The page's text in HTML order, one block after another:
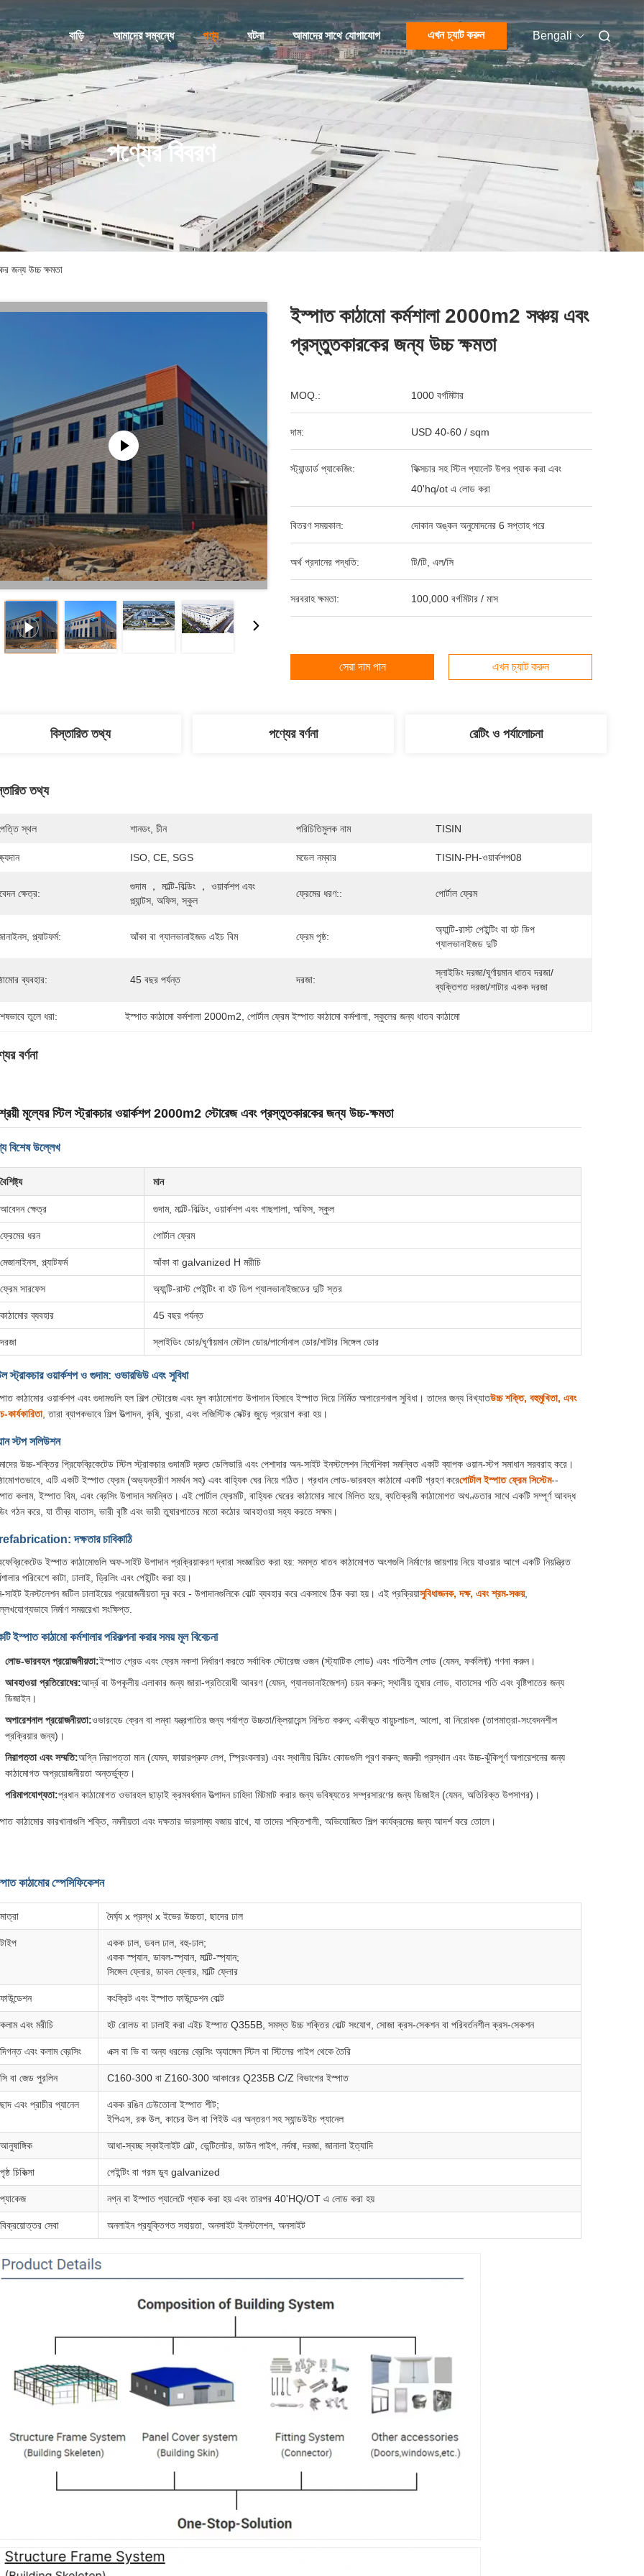
বাড়ি আমাদের সম্বন্ধে পণ্য ঘটনা আমাদের সাথে যোগাযোগ এখন চ্যাট করুন Bengali
পণ্যের বিবরণ
জন্য উচ্চ ক্ষমতা
ইস্পাত কাঠামো কর্মশালা 2000m2 সঞ্চয় এবং
প্রস্তুতকারকের জন্য উচ্চ ক্ষমতা
MOQ.: 1000 বর্গমিটার
দাম: USD 40-60 / sqm
স্ট্যান্ডার্ড প্যাকেজিং:
ফিক্সচার সহ স্টিল প্যালেট উপর প্যাক করা এবং
40'hq/ot এ লোড করা
বিতরণ সময়কাল: দোকান অঙ্কন অনুমোদনের 6 সপ্তাহ পরে
অর্থ প্রদানের পদ্ধতি: টি/টি, এল/সি
সরবরাহ ক্ষমতা: 100,000 বর্গমিটার / মাস
সেরা দাম পান এখন চ্যাট করুন
বিস্তারিত তথ্য পণ্যের বর্ণনা রেটিং ও পর্যালোচনা
তথ্য
স্থল শানডং, চীন পরিচিতিমুলক নাম TISIN
ISO, CE, SGS মডেল নম্বার TISIN-PH-ওয়ার্কশপ08
ক্ষেত্র:
গুদাম ， মাল্টি-বিল্ডিং ， ওয়ার্কশপ এবং
প্ল্যান্টস, অফিস, স্কুল
ফ্রেমের ধরণ:: পোর্টাল ফ্রেম
প্ল্যাটফর্ম: আঁকা বা গ্যালভানাইজড এইচ বিম ফ্রেম পৃষ্ঠ:
অ্যান্টি-রাস্ট পেইন্টিং বা হট ডিপ
গ্যালভানাইজড দুটি
ব্যবহার: 45 বছর পর্যন্ত দরজা:
স্লাইডিং দরজা/ঘূর্ণায়মান ধাতব দরজা/
ব্যক্তিগত দরজা/শাটার একক দরজা
তুলে ধরা: ইস্পাত কাঠামো কর্মশালা 2000m2 , পোর্টাল ফ্রেম ইস্পাত কাঠামো কর্মশালা , স্কুলের জন্য ধাতব কাঠামো
বর্ণনা
মূল্যের স্টিল স্ট্রাকচার ওয়ার্কশপ 2000m2 স্টোরেজ এবং প্রস্তুতকারকের জন্য উচ্চ-ক্ষমতা
বিশেষ উল্লেখ
বৈশিষ্ট্য মান
আবেদন ক্ষেত্র গুদাম, মাল্টি-বিল্ডিং, ওয়ার্কশপ এবং গাছপালা, অফিস, স্কুল
ফ্রেমের ধরন পোর্টাল ফ্রেম
মেজানাইনস, প্ল্যাটফর্ম আঁকা বা galvanized H মরীচি
ফ্রেম সারফেস অ্যান্টি-রাস্ট পেইন্টিং বা হট ডিপ গ্যালভানাইজডের দুটি স্তর
কাঠামোর ব্যবহার 45 বছর পর্যন্ত
দরজা স্লাইডিং ডোর/ঘূর্ণায়মান মেটাল ডোর/পার্সোনাল ডোর/শাটার সিঙ্গেল ডোর
স্ট্রাকচার ওয়ার্কশপ ও গুদাম: ওভারভিউ এবং সুবিধা
কাঠামোর ওয়ার্কশপ এবং গুদামগুলি হল শিল্প স্টোরেজ এবং মূল কাঠামোগত উপাদান হিসাবে ইস্পাত দিয়ে নির্মিত অপারেশনাল সুবিধা। তাদের জন্য বিখ্যাতউচ্চ শক্তি, বহুমুখিতা, এবং
কার্যকারিতা, তারা ব্যাপকভাবে শিল্প উত্পাদন, কৃষি, খুচরা, এবং লজিস্টিক সেক্টর জুড়ে প্রয়োগ করা হয়।
স্টপ সলিউশন
উচ্চ-শক্তির প্রিফেব্রিকেটেড স্টিল স্ট্রাকচার গুদামটি দ্রুত ডেলিভারি এবং পেশাদার অন-সাইট ইনস্টলেশন নির্দেশিকা সমন্বিত একটি ব্যাপক ওয়ান-স্টপ সমাধান সরবরাহ করে।
এটি একটি ইস্পাত ফ্রেম (অভ্যন্তরীণ সমর্থন সহ) এবং বাহ্যিক ঘের নিয়ে গঠিত। প্রধান লোড-ভারবহন কাঠামো একটি গ্রহণ করেপোর্টাল ইস্পাত ফ্রেম সিস্টেম--
কলাম, ইস্পাত বিম, এবং ব্রেসিং উপাদান সমন্বিত। এই পোর্টাল ফ্রেমটি, বাহ্যিক ঘেরের কাঠামোর সাথে মিলিত হয়ে, ব্যতিক্রমী কাঠামোগত অখণ্ডতার সাথে একটি সম্পূর্ণ আবদ্ধ
গঠন করে, যা তীব্র বাতাস, ভারী বৃষ্টি এবং ভারী তুষারপাতের মতো কঠোর আবহাওয়া সহ্য করতে সক্ষম।
দক্ষতার চাবিকাঠি
ইস্পাত কাঠামোগুলি অফ-সাইট উপাদান প্রক্রিয়াকরণ দ্বারা সংজ্ঞায়িত করা হয়: সমস্ত ধাতব কাঠামোগত অংশগুলি নির্মাণের জায়গায় নিয়ে যাওয়ার আগে একটি নিয়ন্ত্রিত
পরিবেশে কাটা, ঢালাই, ড্রিলিং এবং পেইন্টিং করা হয়।
সাইট ইনস্টলেশন জটিল ঢালাইয়ের প্রয়োজনীয়তা দূর করে - উপাদানগুলিকে বোল্ট ব্যবহার করে একসাথে ঠিক করা হয়। এই প্রক্রিয়াসুবিধাজনক, দক্ষ, এবং শ্রম-সঞ্চয়,
নির্মাণ সময়রেখা সংক্ষিপ্ত.
ইস্পাত কাঠামো কর্মশালার পরিকল্পনা করার সময় মূল বিবেচনা
লোড-ভারবহন প্রয়োজনীয়তা:ইস্পাত গ্রেড এবং ফ্রেম নকশা নির্ধারণ করতে সর্বাধিক স্টোরেজ ওজন (স্ট্যাটিক লোড) এবং গতিশীল লোড (যেমন, ফর্কলিফ্ট) গণনা করুন।
আবহাওয়া প্রতিরোধের:আর্দ্র বা উপকূলীয় এলাকার জন্য জারা-প্রতিরোধী আবরণ (যেমন, গ্যালভানাইজেশন) চয়ন করুন; স্থানীয় তুষার লোড, বাতাসের গতি এবং বৃষ্টিপাতের জন্য
ডিজাইন।
অপারেশনাল প্রয়োজনীয়তা:ওভারহেড ক্রেন বা লম্বা যন্ত্রপাতির জন্য পর্যাপ্ত উচ্চতা/ক্লিয়ারেন্স নিশ্চিত করুন; একীভূত বায়ুচলাচল, আলো, বা নিরোধক (তাপমাত্রা-সংবেদনশীল
প্রক্রিয়ার জন্য)।
নিরাপত্তা এবং সম্মতি:অগ্নি নিরাপত্তা মান (যেমন, ফায়ারপ্রুফ লেপ, স্প্রিংকলার) এবং স্থানীয় বিল্ডিং কোডগুলি পূরণ করুন; জরুরী প্রস্থান এবং উচ্চ-ঝুঁকিপূর্ণ অপারেশনের জন্য
কাঠামোগত অপ্রয়োজনীয়তা অন্তর্ভুক্ত।
পরিমাপযোগ্যতা:প্রধান কাঠামোগত ওভারহল ছাড়াই ক্রমবর্ধমান উত্পাদন চাহিদা মিটমাট করার জন্য ভবিষ্যতের সম্প্রসারণের জন্য ডিজাইন (যেমন, অতিরিক্ত উপসাগর)।
কাঠামোর কারখানাগুলি শক্তি, নমনীয়তা এবং দক্ষতার ভারসাম্য বজায় রাখে, যা তাদের শক্তিশালী, অভিযোজিত শিল্প কার্যক্রমের জন্য আদর্শ করে তোলে।
কাঠামোর স্পেসিফিকেশন
মাত্রা দৈর্ঘ্য x প্রস্থ x ইভের উচ্চতা, ছাদের ঢাল
টাইপ
একক ঢাল, ডবল ঢাল, বহু-ঢাল;
একক স্প্যান, ডাবল-স্প্যান, মাল্টি-স্প্যান;
সিঙ্গেল ফ্লোর, ডাবল ফ্লোর, মাল্টি ফ্লোর
ফাউন্ডেশন কংক্রিট এবং ইস্পাত ফাউন্ডেশন বোল্ট
কলাম এবং মরীচি হট রোলড বা ঢালাই করা এইচ ইস্পাত Q355B, সমস্ত উচ্চ শক্তির বোল্ট সংযোগ, সোজা ক্রস-সেকশন বা পরিবর্তনশীল ক্রস-সেকশন
দিগন্ত এবং কলাম ব্রেসিং এক্স বা ভি বা অন্য ধরনের ব্রেসিং অ্যাঙ্গেল স্টিল বা স্টিলের পাইপ থেকে তৈরি
সি বা জেড পুরলিন C160-300 বা Z160-300 আকারের Q235B C/Z বিভাগের ইস্পাত
ছাদ এবং প্রাচীর প্যানেল
একক রঙিন ঢেউতোলা ইস্পাত শীট;
ইপিএস, রক উল, কাচের উল বা পিইউ এর অন্তরণ সহ স্যান্ডউইচ প্যানেল
আনুষাঙ্গিক আধা-স্বচ্ছ স্কাইলাইট বেল্ট, ভেন্টিলেটর, ডাউন পাইপ, নর্দমা, দরজা, জানালা ইত্যাদি
পৃষ্ঠ চিকিত্সা পেইন্টিং বা গরম ডুব galvanized
প্যাকেজ নগ্ন বা ইস্পাত প্যালেটে প্যাক করা হয় এবং তারপর 40'HQ/OT এ লোড করা হয়
বিক্রয়োত্তর সেবা অনলাইন প্রযুক্তিগত সহায়তা, অনসাইট ইনস্টলেশন, অনসাইট